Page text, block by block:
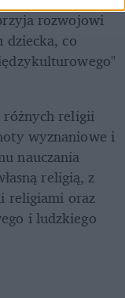
rozwojowi
dziecka, co
różnych religii
wyznaniowe i
nauczania
religią, z
religiami oraz
i ludzkiego